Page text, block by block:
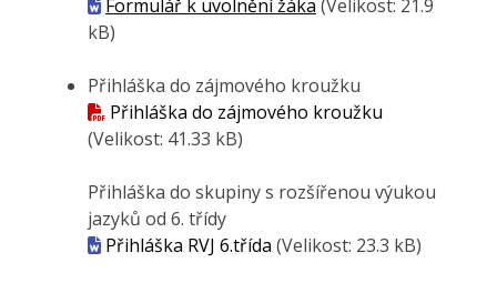
Formulář k uvolnění žáka (Velikost: 21.9
kB)
Přihláška do zájmového kroužku
Přihláška do zájmového kroužku
(Velikost: 41.33 kB)
Přihláška do skupiny s rozšířenou výukou
jazyků od 6. třídy
Přihláška RVJ 6.třída (Velikost: 23.3 kB)